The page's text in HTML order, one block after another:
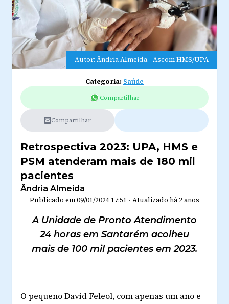
Autor: Ândria Almeida - Ascom HMS/UPA
Categoria: Saúde
Compartilhar
Compartilhar
Retrospectiva 2023: UPA, HMS e
PSM atenderam mais de 180 mil
pacientes
Ândria Almeida
Publicado em09/01/2024 17:51 - Atualizado há 2 anos
A Unidade de Pronto Atendimento
24 horas em Santarém acolheu
mais de 100 mil pacientes em 2023.
O pequeno David Feleol, com apenas um ano e